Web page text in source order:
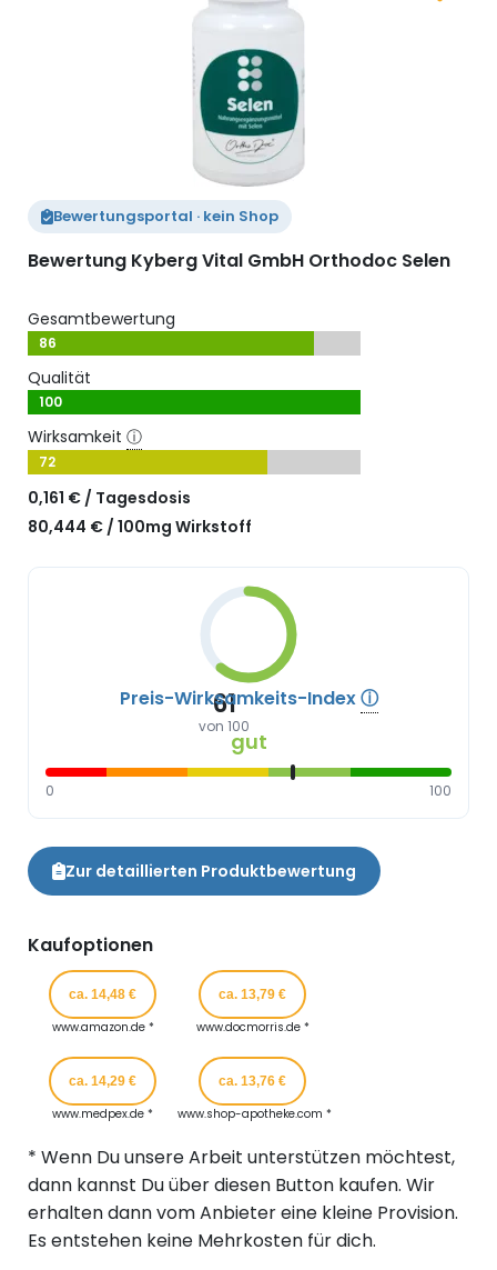
Bewertungsportal · kein Shop
Bewertung Kyberg Vital GmbH Orthodoc Selen
Gesamtbewertung
86
Qualität
100
Wirksamkeit ⓘ
72
0,161 € / Tagesdosis
80,444 € / 100mg Wirkstoff
61
von 100
Preis-Wirksamkeits-Indexⓘ
gut
0 100
Zur detaillierten Produktbewertung
Kaufoptionen
ca. 14,48 €
www.amazon.de *
ca. 13,79 €
www.docmorris.de *
ca. 14,29 €
www.medpex.de *
ca. 13,76 €
www.shop-apotheke.com *
* Wenn Du unsere Arbeit unterstützen möchtest,
dann kannst Du über diesen Button kaufen. Wir
erhalten dann vom Anbieter eine kleine Provision.
Es entstehen keine Mehrkosten für dich.